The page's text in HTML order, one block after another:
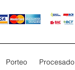
Porteo